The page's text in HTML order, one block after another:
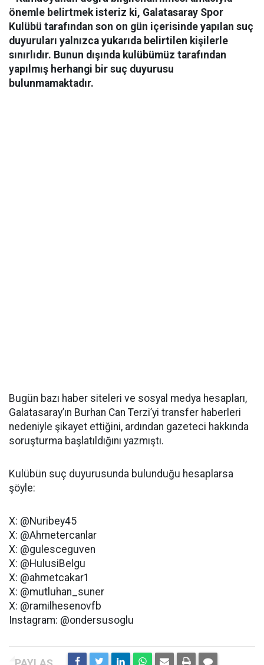
önemle belirtmek isteriz ki, Galatasaray Spor
Kulübü tarafından son on gün içerisinde yapılan suç
duyuruları yalnızca yukarıda belirtilen kişilerle
sınırlıdır. Bunun dışında kulübümüz tarafından
yapılmış herhangi bir suç duyurusu
bulunmamaktadır.
Bugün bazı haber siteleri ve sosyal medya hesapları,
Galatasaray’ın Burhan Can Terzi’yi transfer haberleri
nedeniyle şikayet ettiğini, ardından gazeteci hakkında
soruşturma başlatıldığını yazmıştı.
Kulübün suç duyurusunda bulunduğu hesaplarsa
şöyle:
X: @Nuribey45
X: @Ahmetercanlar
X: @gulesceguven
X: @HulusiBelgu
X: @ahmetcakar1
X: @mutluhan_suner
X: @ramilhesenovfb
Instagram: @ondersusoglu